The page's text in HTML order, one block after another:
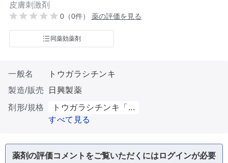
皮膚刺激剤
0（0件） 薬の評価を見る
同薬効薬剤
一般名
トウガラシチンキ
製造/販売
日興製薬
剤形/規格
トウガラシチンキ「...
すべて見る
薬剤の評価コメントをご覧いただくにはログインが必要